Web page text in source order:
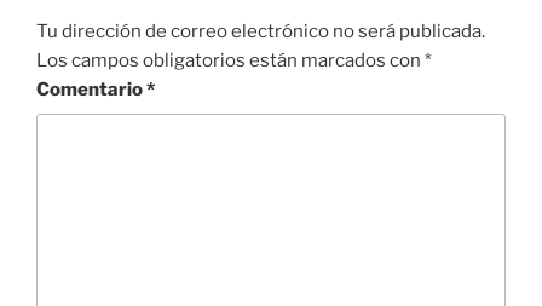
Tu dirección de correo electrónico no será publicada.
Los campos obligatorios están marcados con *
Comentario*